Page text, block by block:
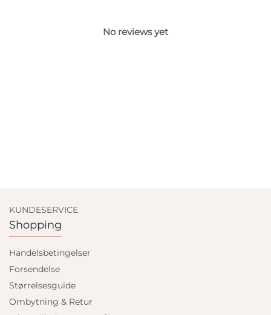
No reviews yet
KUNDESERVICE
Shopping
Handelsbetingelser
Forsendelse
Størrelsesguide
Ombytning & Retur